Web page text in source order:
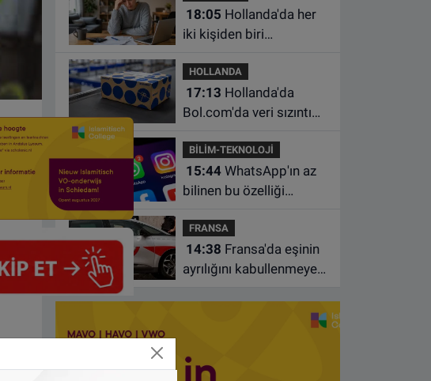
18:05
iki kişiden biri
HOLLANDA
17:13
Bol.com'da veri sızıntısı:
geçirilmiş olabilir
BİLİM-TEKNOLOJİ
15:44WhatsApp'ın az
bilinen bu özelliği
hale getiriyor
FRANSA
14:38
ayrılığını kabullenmeyen